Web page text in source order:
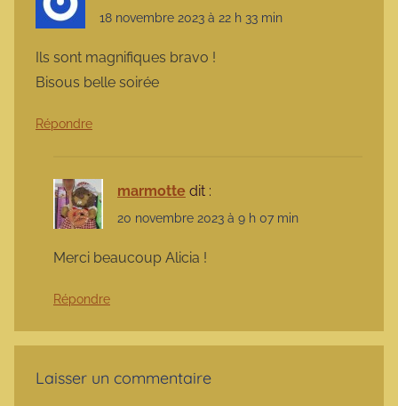
18 novembre 2023 à 22 h 33 min
Ils sont magnifiques bravo !
Bisous belle soirée
Répondre
marmotte dit :
20 novembre 2023 à 9 h 07 min
Merci beaucoup Alicia !
Répondre
Laisser un commentaire